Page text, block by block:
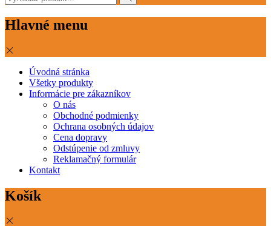
Hlavné menu
Úvodná stránka
Všetky produkty
Informácie pre zákazníkov
O nás
Obchodné podmienky
Ochrana osobných údajov
Cena dopravy
Odstúpenie od zmluvy
Reklamačný formulár
Kontakt
Košík